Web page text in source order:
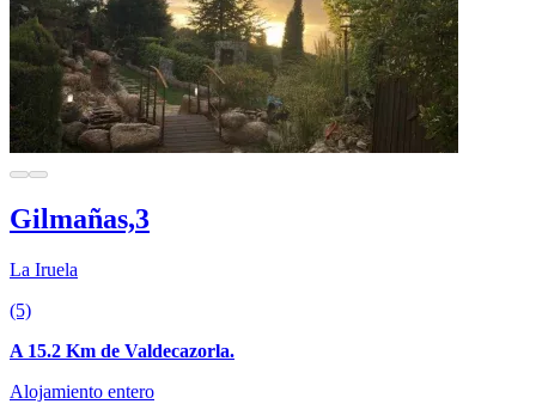
Gilmañas,3
La Iruela
(5)
A 15.2 Km de Valdecazorla.
Alojamiento entero